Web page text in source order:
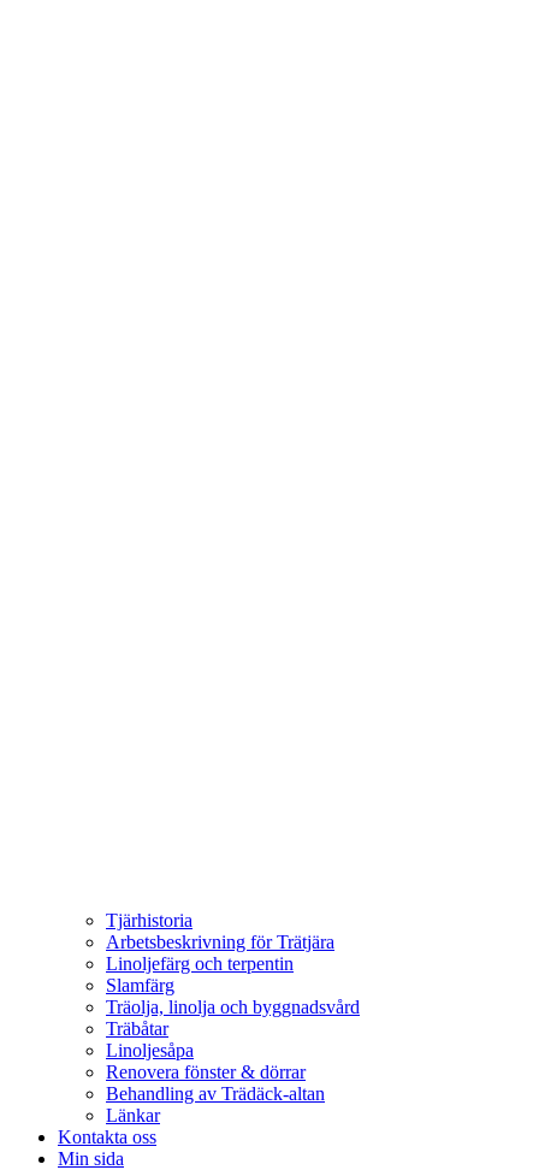
Tjärhistoria
Arbetsbeskrivning för Trätjära
Linoljefärg och terpentin
Slamfärg
Träolja, linolja och byggnadsvård
Träbåtar
Linoljesåpa
Renovera fönster & dörrar
Behandling av Trädäck-altan
Länkar
Kontakta oss
Min sida